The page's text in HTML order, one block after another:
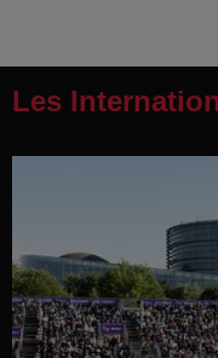
Les